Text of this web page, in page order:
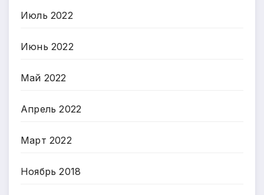
Июль 2022
Июнь 2022
Май 2022
Апрель 2022
Март 2022
Ноябрь 2018